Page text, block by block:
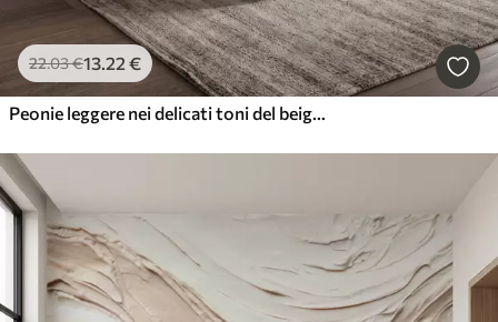
22.03€13.22 €
Peonie leggere nei delicati toni del beige cipria